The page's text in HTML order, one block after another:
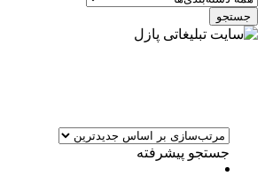
جستجو
جستجو پیشرفته